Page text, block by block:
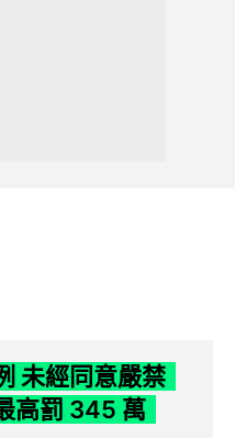
未經同意嚴禁
高罰 345 萬